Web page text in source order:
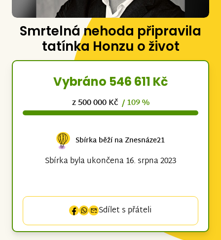
Smrtelná nehoda připravila
tatínka Honzu o život
Vybráno 546 611 Kč
z 500 000 Kč / 109 %
Sbírka běží na Znesnáze21
Sbírka byla ukončena 16. srpna 2023
Sdílet s přáteli